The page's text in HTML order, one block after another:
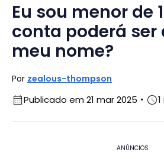
Eu sou menor de
conta poderá ser
meu nome?
Por zealous-thompson
Publicado em 21 mar 2025
ANÚNCIOS